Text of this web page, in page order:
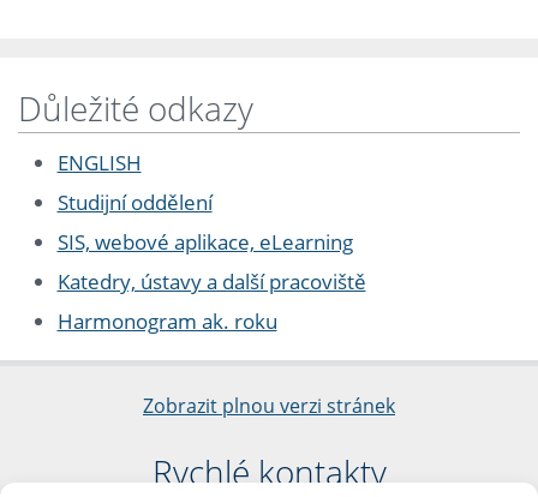
Důležité odkazy
ENGLISH
Studijní oddělení
SIS, webové aplikace, eLearning
Katedry, ústavy a další pracoviště
Harmonogram ak. roku
Zobrazit plnou verzi stránek
Rychlé kontakty